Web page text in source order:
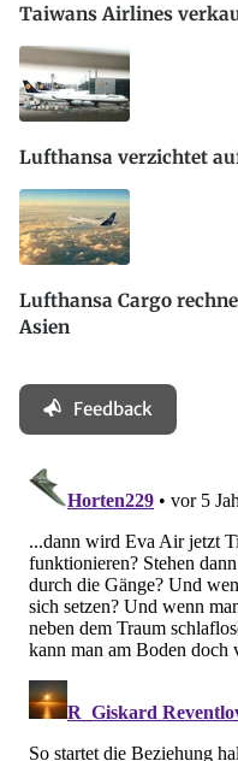
Taiwans Airlines
Lufthansa verzichtet
Lufthansa Cargo
Asien
Feedback